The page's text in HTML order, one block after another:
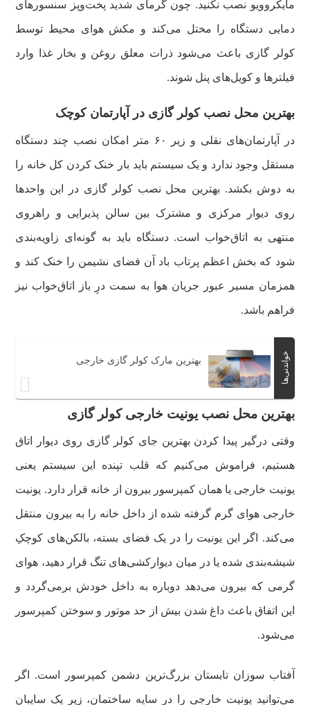
مایکروویو نصب نکنید. چون گرمای شدید پخت‌وپز سنسورهای
دمایی دستگاه را مختل می‌کند و مکش هوای محیط توسط
کولر گازی باعث می‌شود ذرات معلق روغن و بخار غذا وارد
فیلترها و کویل‌های پنل شوند.
بهترین محل نصب کولر گازی در آپارتمان کوچک
در آپارتمان‌های نقلی و زیر ۶۰ متر امکان نصب چند دستگاه
مستقل وجود ندارد و یک سیستم باید بار خنک کردن کل خانه را
به دوش بکشد. بهترین محل نصب کولر گازی در این واحدها
روی دیوار مرکزی و مشترک بین سالن پذیرایی و راهروی
منتهی به اتاق‌خواب‌ است. دستگاه باید به گونه‌ای زاویه‌بندی
شود که بخش اعظم پرتاب باد آن فضای نشیمن را خنک کند و
همزمان مسیر عبور جریان هوا به سمت درِ باز اتاق‌خواب‌ نیز
فراهم باشد.
خواندنی‌ها بهترین مارک کولر گازی خارجی
بهترین محل نصب یونیت خارجی کولر گازی
وقتی درگیر پیدا کردن بهترین جای کولر گازی روی دیوار اتاق
هستیم، فراموش می‌کنیم که قلب تپنده این سیستم یعنی
یونیت خارجی یا همان کمپرسور بیرون از خانه قرار دارد. یونیت
خارجی هوای گرم گرفته شده از داخل خانه را به بیرون منتقل
می‌کند. اگر این یونیت را در یک فضای بسته، بالکن‌های کوچکِ
شیشه‌بندی شده یا در میان دیوارکشی‌های تنگ قرار دهید، هوای
گرمی که بیرون می‌دهد دوباره به داخل خودش برمی‌گردد و
این اتفاق باعث داغ شدن بیش از حد موتور و سوختن کمپرسور
می‌شود.
آفتاب سوزان تابستان بزرگ‌ترین دشمن کمپرسور است. اگر
می‌توانید یونیت خارجی را در سایه ساختمان، زیر یک سایبان